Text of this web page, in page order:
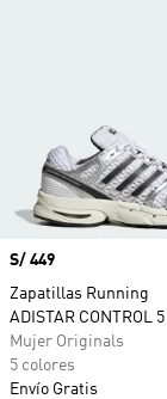
Precio
S/ 449
Zapatillas Running
ADISTAR CONTROL 5
Mujer Originals
5 colores
Envío Gratis